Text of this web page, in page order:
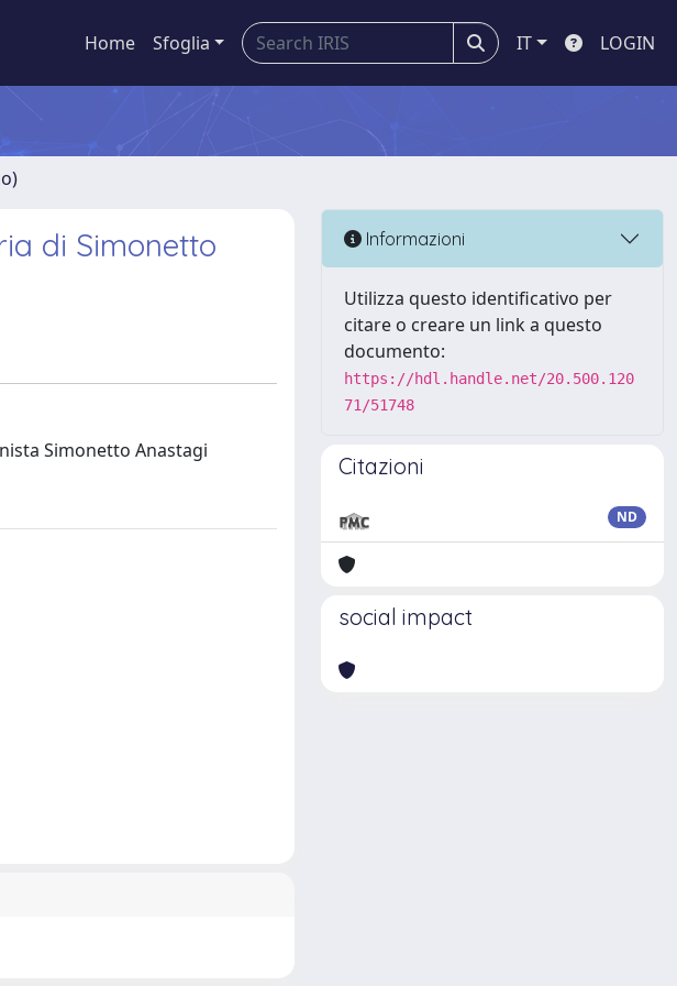
Home Sfoglia IT LOGIN
di Simonetto
Simonetto Anastagi
Informazioni
Utilizza questo identificativo per
citare o creare un link a questo
documento:
https://hdl.handle.net/20.500.120
71/51748
Citazioni
ND
social impact